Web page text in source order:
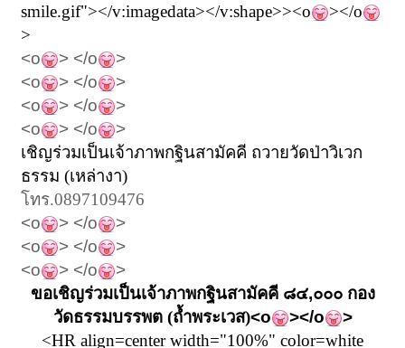
smile.gif"></v:imagedata></v:shape>><o
></o
>
<o
> </o
>
<o
> </o
>
<o
> </o
>
<o
> </o
>
เชิญร่วมเป็นเจ้าภาพกฐินสามัคคี ถวายวัดป่าวิเวก
ธรรม (เหล่างา)
โทร.0897109476
<o
> </o
>
<o
> </o
>
<o
> </o
>
ขอเชิญร่วมเป็นเจ้าภาพกฐินสามัคคี ๘๔,๐๐๐ กอง
วัดธรรมบรรพต (ถ้ำพระเวส)<o ></o
>
<HR align=center width="100%" color=white